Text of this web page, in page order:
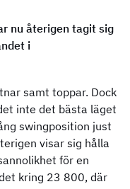
nu återigen tagit sig
i
samt toppar. Dock
inte det bästa läget
swingposition just
visar sig hålla
för en
kring 23 800, där